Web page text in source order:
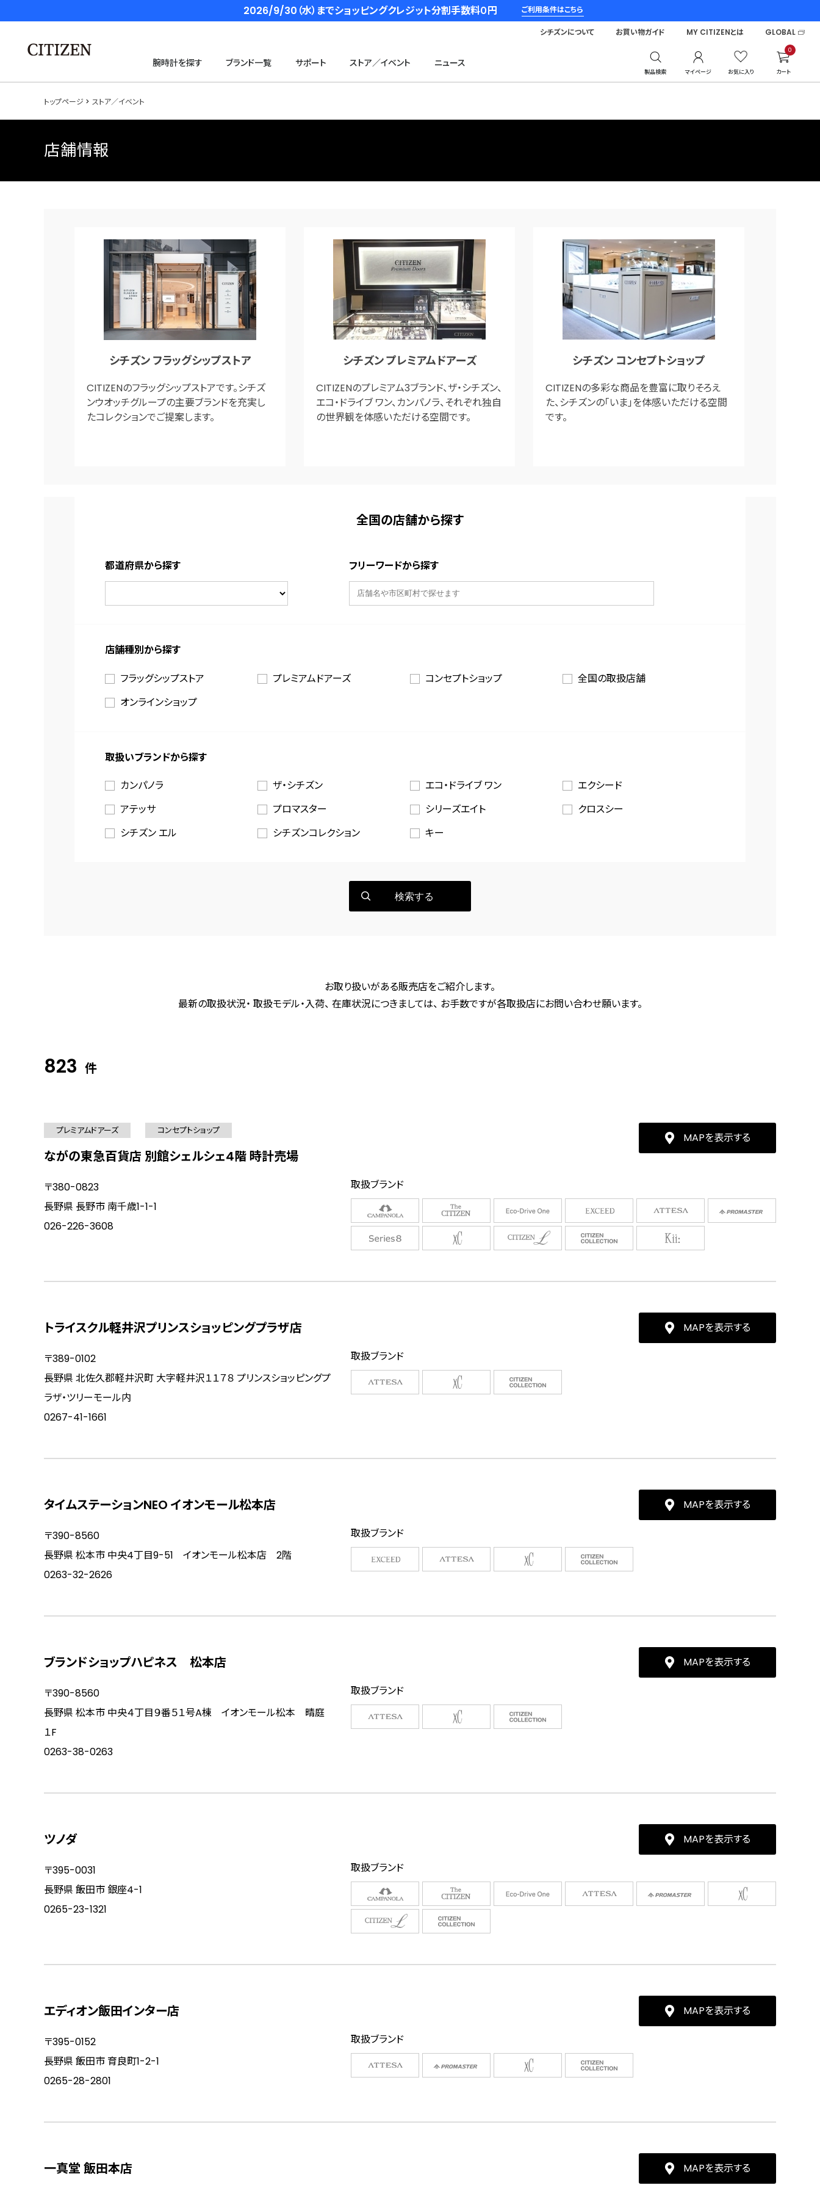
2026/9/30（水）までショッピングクレジット分割手数料０円 ご利用条件はこちら
腕時計を探す ブランド一覧 サポート ストア／イベント ニュース
製品検索 マイページ お気に入り
0
カート
シチズンについて お買い物ガイド MY CITIZENとは GLOBAL
トップページ ストア／イベント
店舗情報
シチズン フラッグシップストア
CITIZENのフラッグシップストアです。シチズ
ンウオッチグループの主要ブランドを充実し
たコレクションでご提案します。
シチズン プレミアムドアーズ
CITIZENのプレミアム3ブランド、ザ・シチズン、
エコ・ドライブ ワン、カンパノラ、それぞれ独自
の世界観を体感いただける空間です。
シチズン コンセプトショップ
CITIZENの多彩な商品を豊富に取りそろえ
た、シチズンの「いま」を体感いただける空間
です。
全国の店舗から探す
都道府県から探す フリーワードから探す
店舗種別から探す
フラッグシップストア プレミアムドアーズ コンセプトショップ
全国の取扱店舗
オンラインショップ
取扱いブランドから探す
カンパノラ ザ・シチズン エコ・ドライブ ワン
エクシード
アテッサ
プロマスター シリーズエイト
クロスシー
シチズン エル
シチズンコレクション キー
検索する
お取り扱いがある販売店をご紹介します。
最新の取扱状況・ 取扱モデル・入荷、 在庫状況につきましては、 お手数ですが各取扱店にお問い合わせ願います。
823 件
プレミアムドアーズ コンセプトショップ
ながの東急百貨店 別館シェルシェ4階 時計売場
MAPを表示する
〒380-0823
長野県 長野市 南千歳1-1-1
026-226-3608
取扱ブランド
トライスクル軽井沢プリンスショッピングプラザ店 MAPを表示する
〒389-0102
長野県 北佐久郡軽井沢町 大字軽井沢１１７８ プリンスショッピングプ
ラザ・ツリーモール内
0267-41-1661
取扱ブランド
タイムステーションNEO イオンモール松本店 MAPを表示する
〒390-8560
長野県 松本市 中央4丁目9-51 イオンモール松本店 2階
0263-32-2626
取扱ブランド
ブランドショップハピネス 松本店 MAPを表示する
〒390-8560
長野県 松本市 中央４丁目９番５１号A棟 イオンモール松本 晴庭
１F
0263-38-0263
取扱ブランド
ツノダ MAPを表示する
〒395-0031
長野県 飯田市 銀座4-1
0265-23-1321
取扱ブランド
エディオン飯田インター店 MAPを表示する
〒395-0152
長野県 飯田市 育良町1-2-1
0265-28-2801
取扱ブランド
一真堂 飯田本店 MAPを表示する